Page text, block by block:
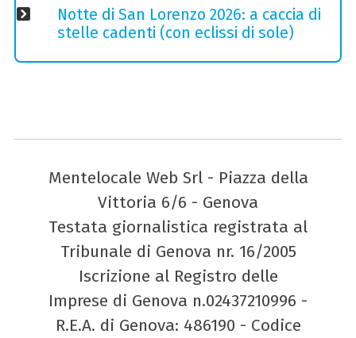
Notte di San Lorenzo 2026: a caccia di
stelle cadenti (con eclissi di sole)
Mentelocale Web Srl - Piazza della
Vittoria 6/6 - Genova
Testata giornalistica registrata al
Tribunale di Genova nr. 16/2005
Iscrizione al Registro delle
Imprese di Genova n.02437210996 -
R.E.A. di Genova: 486190 - Codice